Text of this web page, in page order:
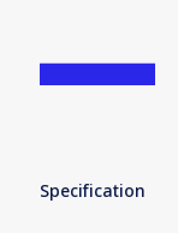
Specification